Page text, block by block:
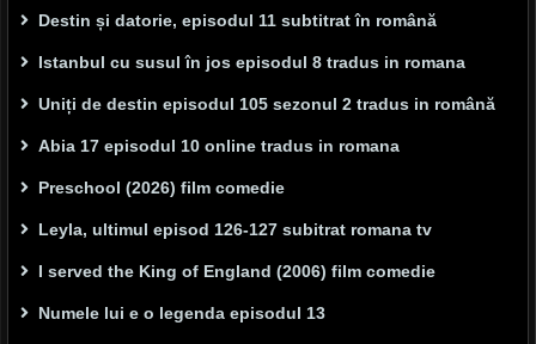
Destin și datorie, episodul 11 subtitrat în română
Istanbul cu susul în jos episodul 8 tradus in romana
Uniți de destin episodul 105 sezonul 2 tradus in română
Abia 17 episodul 10 online tradus in romana
Preschool (2026) film comedie
Leyla, ultimul episod 126-127 subitrat romana tv
I served the King of England (2006) film comedie
Numele lui e o legenda episodul 13